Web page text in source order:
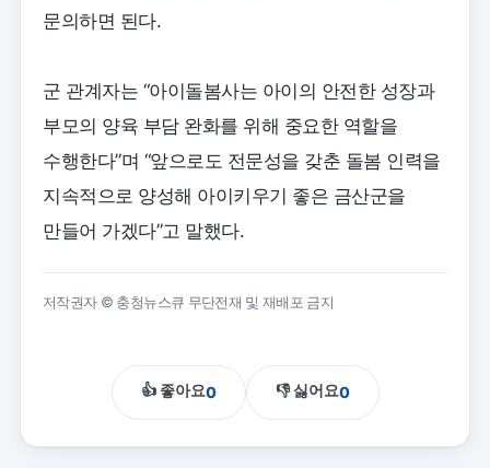
문의하면 된다.
군 관계자는 “아이돌봄사는 아이의 안전한 성장과
부모의 양육 부담 완화를 위해 중요한 역할을
수행한다”며 “앞으로도 전문성을 갖춘 돌봄 인력을
지속적으로 양성해 아이키우기 좋은 금산군을
만들어 가겠다”고 말했다.
저작권자 © 충청뉴스큐 무단전재 및 재배포 금지
👍 좋아요0 👎 싫어요0